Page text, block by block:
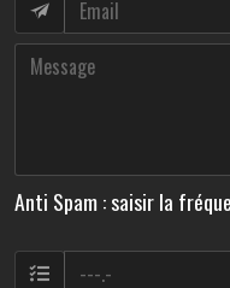
Anti Spam : saisir la